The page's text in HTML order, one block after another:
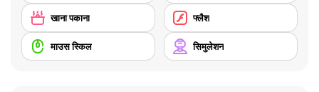
खाना पकाना फ्लैश
माउस स्किल सिमुलेशन